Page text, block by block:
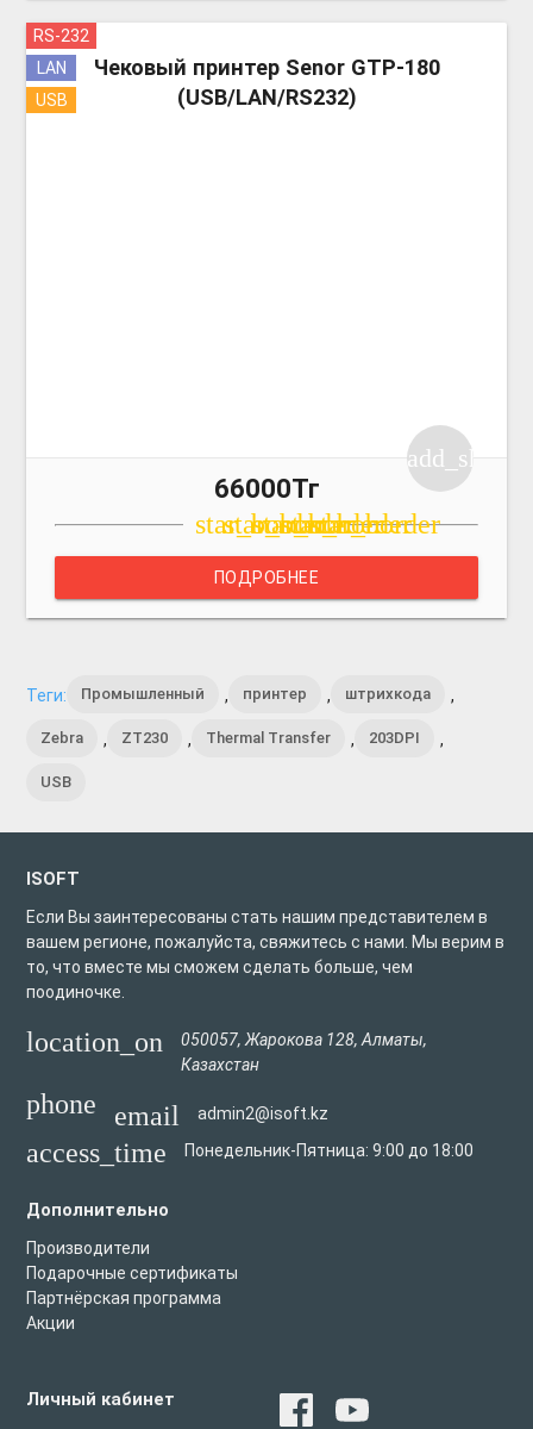
RS-232
LAN
USB
Чековый принтер Senor GTP-180
(USB/LAN/RS232)
66000Тг
star_border
star_border
star_border
star_border
star_border
ПОДРОБНЕЕ
Теги: Промышленный , принтер , штрихкода ,
Zebra , ZT230 , Thermal Transfer , 203DPI ,
USB
ISOFT
Если Вы заинтересованы стать нашим представителем в
вашем регионе, пожалуйста, свяжитесь с нами. Мы верим в
то, что вместе мы сможем сделать больше, чем
поодиночке.
location_on 050057,Жарокова 128,Алматы,
Казахстан
phone email admin2@isoft.kz
access_time Понедельник-Пятница: 9:00 до 18:00
Дополнительно
Производители
Подарочные сертификаты
Партнёрская программа
Акции
Личный кабинет